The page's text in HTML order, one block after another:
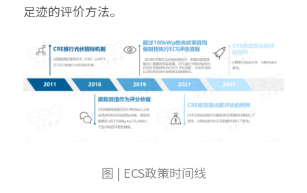
足迹的评价方法。
图 | ECS政策时间线